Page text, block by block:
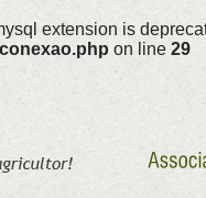
extension is
on line 29